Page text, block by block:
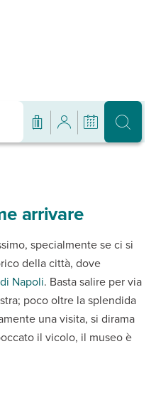
arrivare
specialmente se ci si
della città, dove
Napoli. Basta salire per via
poco oltre la splendida
una visita, si dirama
il vicolo, il museo è